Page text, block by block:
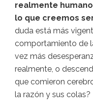
realmente
lo que creemos
duda está más
comportamiento de
vez más
realmente, o
que comieron
la razón y sus colas?